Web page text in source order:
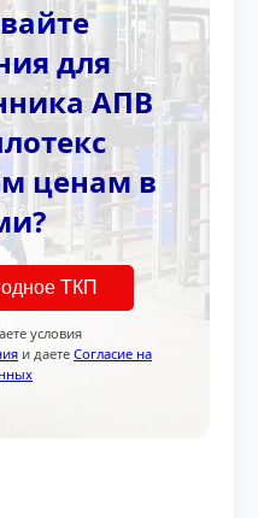
для
АПВ
ценам в
ТКП
условия
и даете Согласие на